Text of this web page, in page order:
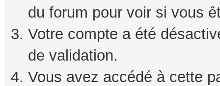
du forum pour voir si vous
Votre compte a été
de validation.
Vous avez accédé à cette